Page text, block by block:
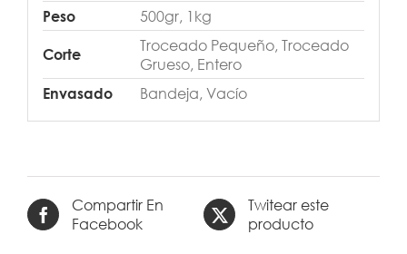
Peso 500gr, 1kg
Corte
Troceado Pequeño, Troceado
Grueso, Entero
Envasado Bandeja, Vacío
Compartir En
Facebook
Twitear este
producto